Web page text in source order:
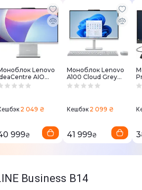
Lenovo
AIO
Cloud Grey
2 049 ₴
999₴
Моноблок Lenovo
A100 Cloud Grey
(F0JN002MUO)
Кешбэк 2 099 ₴
41 999₴
Business B14